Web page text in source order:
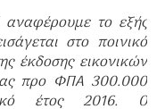
αναφέρουμε το εξής
στο ποινικό
έκδοσης εικονικών
προ ΦΠΑ 300.000
έτος 2016. Ο